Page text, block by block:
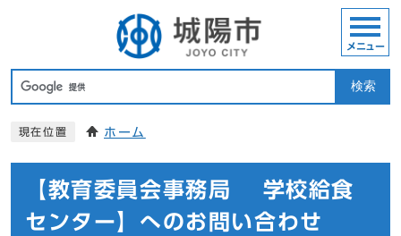
検索
メニュー
現在位置 ホーム
【教育委員会事務局 学校給食
センター】へのお問い合わせ